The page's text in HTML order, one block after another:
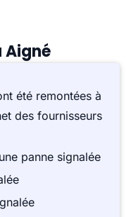
Aigné
été remontées à
des fournisseurs
panne signalée